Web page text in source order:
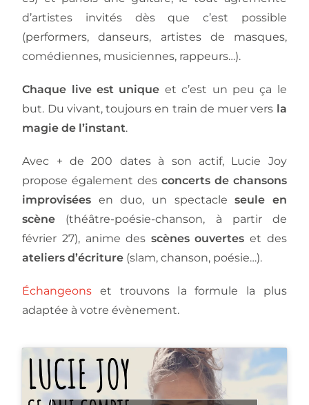
d’artistes invités dès que c’est possible
(performers, danseurs, artistes de masques,
comédiennes, musiciennes, rappeurs…).
Chaque live est unique et c’est un peu ça le
but. Du vivant, toujours en train de muer vers la
magie de l’instant.
Avec + de 200 dates à son actif, Lucie Joy
propose également des concerts de chansons
improvisées en duo, un spectacleseule en
scène (théâtre-poésie-chanson, à partir de
février 27), anime des scènes ouvertes et des
ateliers d’écriture (slam, chanson, poésie…).
Échangeons et trouvons la formule la plus
adaptée à votre évènement.